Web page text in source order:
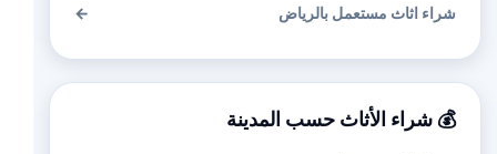
شراء اثاث مستعمل بالرياض ←
💰 شراء الأثاث حسب المدينة